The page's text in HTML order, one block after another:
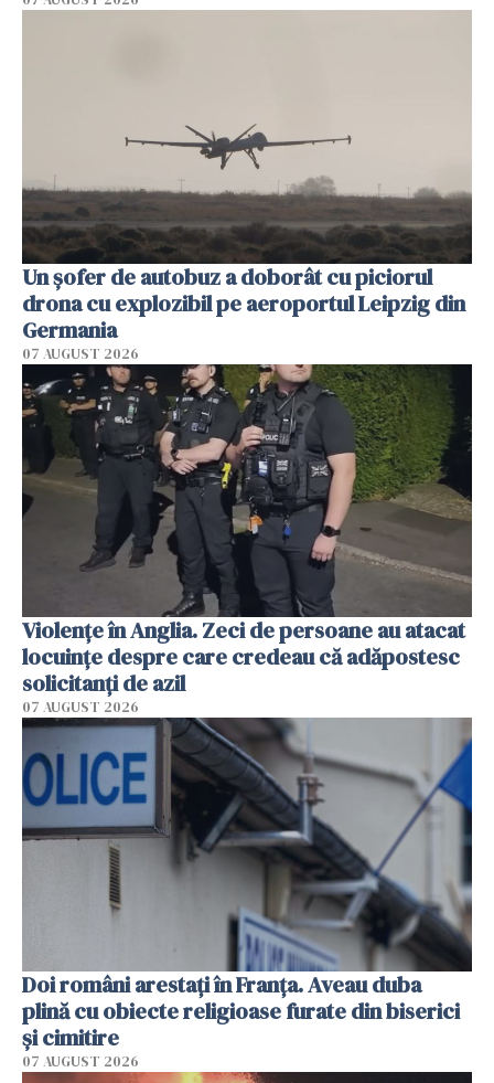
Un șofer de autobuz a doborât cu piciorul
drona cu explozibil pe aeroportul Leipzig din
Germania
07 AUGUST 2026
Violenţe în Anglia. Zeci de persoane au atacat
locuinţe despre care credeau că adăpostesc
solicitanţi de azil
07 AUGUST 2026
Doi români arestați în Franța. Aveau duba
plină cu obiecte religioase furate din biserici
și cimitire
07 AUGUST 2026